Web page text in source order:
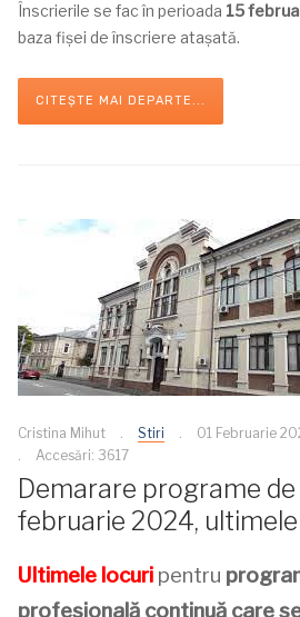
Înscrierile se fac în perioada 15
baza fişei de înscriere ataşată.
CITEȘTE MAI DEPARTE...
Cristina Mihut Stiri
01 Februarie
Accesări: 3617
Demarare programe
februarie 2024,
Ultimele locuri pentru
profesională continuă care